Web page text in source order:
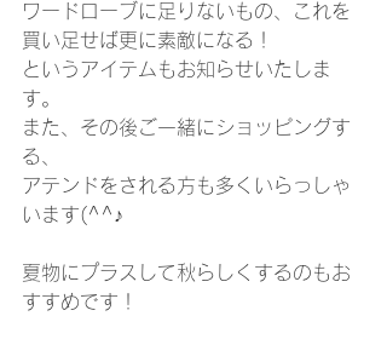
ワードローブに足りないもの、これを
買い足せば更に素敵になる！
というアイテムもお知らせいたしま
す。
また、その後ご一緒にショッピングす
る、
アテンドをされる方も多くいらっしゃ
います(^^♪
夏物にプラスして秋らしくするのもお
すすめです！